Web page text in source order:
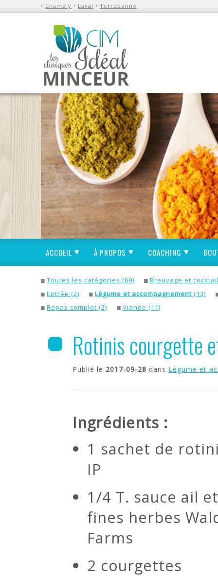
• Chambly • Laval • Terrebonne
ACCUEIL À PROPOS COACHING
Toutes les catégories (69)
Breuvage et
Entrée (2)
Légume et accompagnement (13)
Repas complet (2)
Viande (11)
Rotinis courgette
Publié le 2017-09-28 dans Légume et
Ingrédients :
1 sachet de
IP
1/4 T. sauce ail et
fines herbes
Farms
2 courgettes